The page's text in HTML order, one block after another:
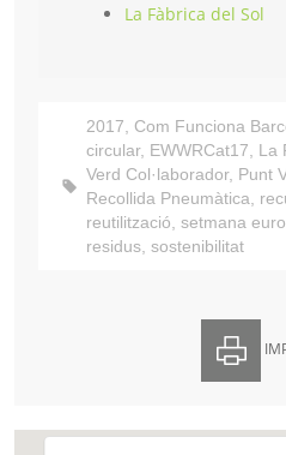
La Fàbrica del Sol
2017, Com Funciona
circular, EWWRCat17, La
Verd Col·laborador, Punt
Recollida Pneumàtica,
reutilització, setmana
residus, sostenibilitat